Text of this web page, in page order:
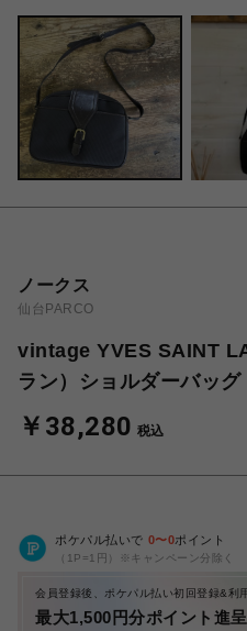
ノークス
仙台PARCO
vintage YVES SAINT
ラン）ショルダーバッグ
￥38,280 税込
ポケパル払いで 0〜0ポイント
（1P=1円）※キャンペーン分除く
会員登録後、ポケパル払い初回登録&利
最大1,500円分ポイント進呈